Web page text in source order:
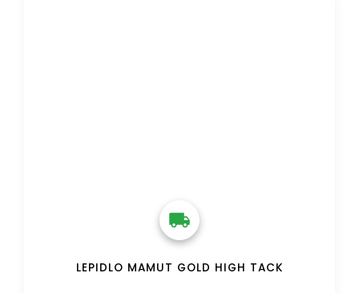
LEPIDLO MAMUT GOLD HIGH TACK